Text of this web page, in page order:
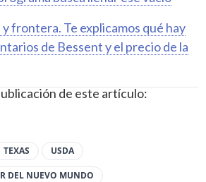
TEXAS USDA
DEL NUEVO MUNDO
frontera. Te explicamos qué hay
de Bessent y el precio de la
de este artículo: